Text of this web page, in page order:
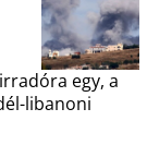
egy, a
libanoni